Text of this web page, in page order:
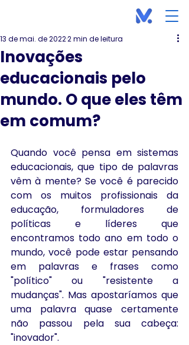
Inovações
educacionais pelo
mundo. O que eles têm
em comum?
13 de mai. de 20222 min de leitura
Quando você pensa em sistemas
educacionais, que tipo de palavras
vêm à mente? Se você é parecido
com os muitos profissionais da
educação, formuladores de
políticas e líderes que
encontramos todo ano em todo o
mundo, você pode estar pensando
em palavras e frases como
"político" ou "resistente a
mudanças". Mas apostaríamos que
uma palavra quase certamente
não passou pela sua cabeça:
"inovador".